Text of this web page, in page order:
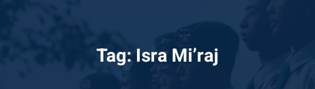
Tag: Isra Mi’raj